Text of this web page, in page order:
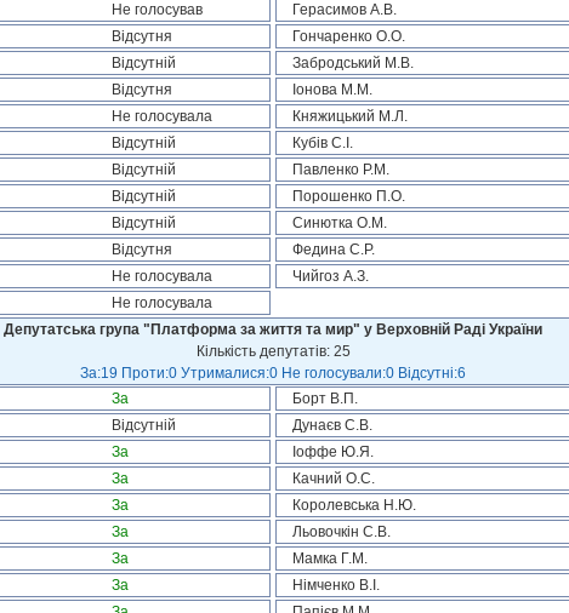
Не голосував Герасимов А.В.
Відсутня Гончаренко О.О.
Відсутній Забродський М.В.
Відсутня Іонова М.М.
Не голосувала Княжицький М.Л.
Відсутній Кубів С.І.
Відсутній Павленко Р.М.
Відсутній Порошенко П.О.
Відсутній Синютка О.М.
Відсутня Федина С.Р.
Не голосувала Чийгоз А.З.
Не голосувала
Депутатська група "Платформа за життя та мир" у Верховній Раді України
Кількість депутатів: 25
За:19 Проти:0 Утрималися:0 Не голосували:0 Відсутні:6
За Борт В.П.
Відсутній Дунаєв С.В.
За Іоффе Ю.Я.
За Качний О.С.
За Королевська Н.Ю.
За Льовочкін С.В.
За Мамка Г.М.
За Німченко В.І.